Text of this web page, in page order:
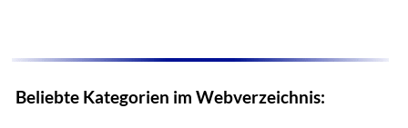
Beliebte Kategorien im Webverzeichnis: